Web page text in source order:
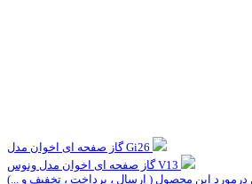
گاز صفحه ای اخوان مدل Gi26
گاز صفحه ای اخوان مدل ونوس V13
این محصول ( ارسال ، پرداخت ، تخفیف و ...)